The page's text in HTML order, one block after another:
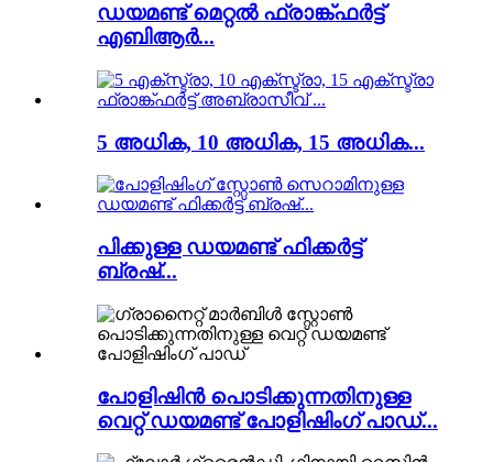
ഡയമണ്ട് മെറ്റൽ ഫ്രാങ്ക്ഫർട്ട്
എബിആർ...
5 അധിക, 10 അധിക, 15 അധിക...
പിക്കുള്ള ഡയമണ്ട് ഫിക്കർട്ട്
ബ്രഷ്...
പോളിഷിൻ പൊടിക്കുന്നതിനുള്ള
വെറ്റ് ഡയമണ്ട് പോളിഷിംഗ് പാഡ്...